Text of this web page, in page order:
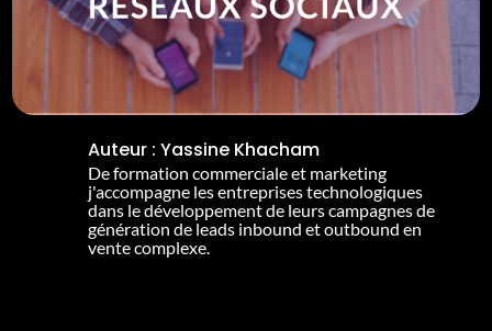
Auteur : Yassine Khacham
De formation commerciale et marketing
j'accompagne les entreprises technologiques
dans le développement de leurs campagnes de
génération de leads inbound et outbound en
vente complexe.